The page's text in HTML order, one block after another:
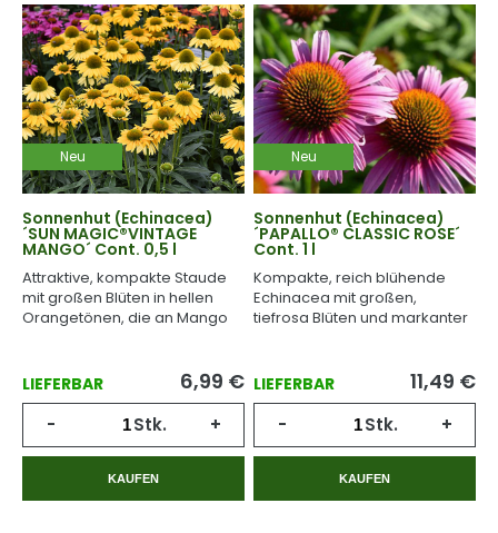
Neu
Sonnenhut (Echinacea)
´SUN MAGIC®VINTAGE
MANGO´ Cont. 0,5 l
Attraktive, kompakte Staude
mit großen Blüten in hellen
Orangetönen, die an Mango
LIEFERBAR 6,99 €
- Stk. +
KAUFEN
Neu
Sonnenhut (Echinacea)
´PAPALLO® CLASSIC ROSE´
Cont. 1 l
Kompakte, reich blühende
Echinacea mit großen,
tiefrosa Blüten und markanter
LIEFERBAR 11,49 €
- Stk. +
KAUFEN